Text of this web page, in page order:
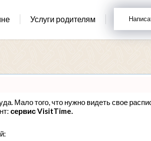
Услуги родителям
Мало того, что нужно видеть свое
сервис VisitTime.